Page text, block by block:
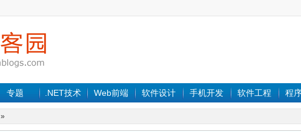
专题 .NET技术 Web前端 软件设计 手机开发 软件工程 程
»